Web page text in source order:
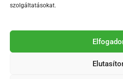
szolgáltatásokat.
b
o
-
u
e
s
Az Érd Média médiaszolgáltatási
Médiatanács a Magyar Média